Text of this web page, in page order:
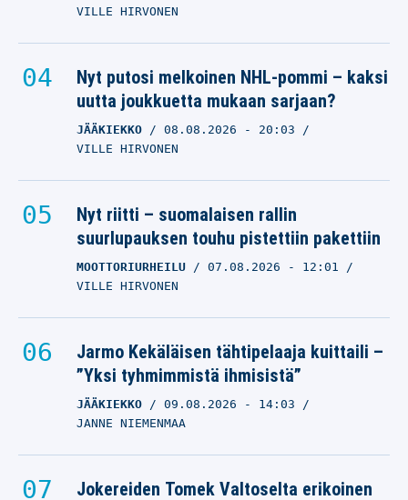
VILLE HIRVONEN
Nyt putosi melkoinen NHL-pommi – kaksi
uutta joukkuetta mukaan sarjaan?
JÄÄKIEKKO 08.08.2026 - 20:03
VILLE HIRVONEN
Nyt riitti – suomalaisen rallin
suurlupauksen touhu pistettiin pakettiin
MOOTTORIURHEILU 07.08.2026 - 12:01
VILLE HIRVONEN
Jarmo Kekäläisen tähtipelaaja kuittaili –
”Yksi tyhmimmistä ihmisistä”
JÄÄKIEKKO 09.08.2026 - 14:03
JANNE NIEMENMAA
Jokereiden Tomek Valtoselta erikoinen